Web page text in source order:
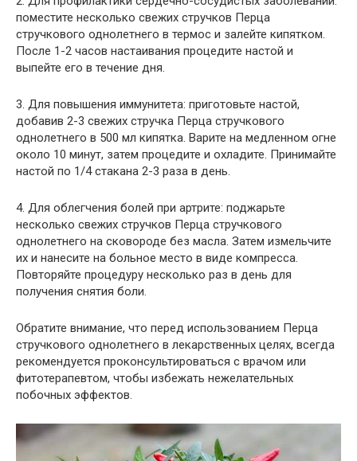
поместите несколько свежих стручков Перца
стручкового однолетнего в термос и залейте кипятком.
После 1-2 часов настаивания процедите настой и
выпейте его в течение дня.
3. Для повышения иммунитета: приготовьте настой,
добавив 2-3 свежих стручка Перца стручкового
однолетнего в 500 мл кипятка. Варите на медленном огне
около 10 минут, затем процедите и охладите. Принимайте
настой по 1/4 стакана 2-3 раза в день.
4. Для облегчения болей при артрите: поджарьте
несколько свежих стручков Перца стручкового
однолетнего на сковороде без масла. Затем измельчите
их и нанесите на больное место в виде компресса.
Повторяйте процедуру несколько раз в день для
получения снятия боли.
Обратите внимание, что перед использованием Перца
стручкового однолетнего в лекарственных целях, всегда
рекомендуется проконсультироваться с врачом или
фитотерапевтом, чтобы избежать нежелательных
побочных эффектов.